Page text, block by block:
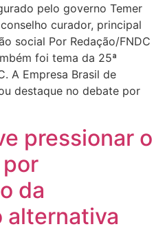
pelo governo Temer
curador, principal
social Por Redação/FNDC
foi tema da 25ª
A Empresa Brasil de
destaque no debate por
pressionar o
da
alternativa